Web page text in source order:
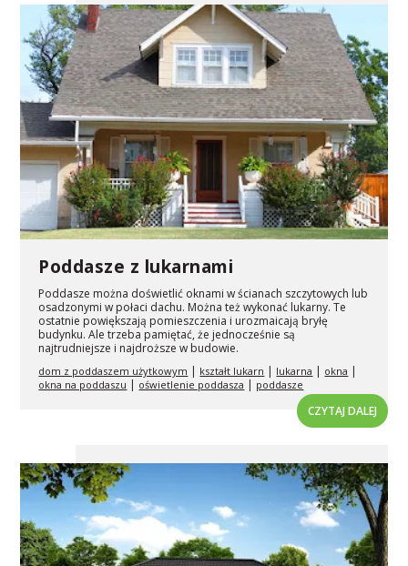
Poddasze z lukarnami
Poddasze można doświetlić oknami w ścianach szczytowych lub
osadzonymi w połaci dachu. Można też wykonać lukarny. Te
ostatnie powiększają pomieszczenia i urozmaicają bryłę
budynku. Ale trzeba pamiętać, że jednocześnie są
najtrudniejsze i najdroższe w budowie.
dom z poddaszem użytkowym | kształt lukarn | lukarna | okna |
okna na poddaszu | oświetlenie poddasza | poddasze
CZYTAJ DALEJ